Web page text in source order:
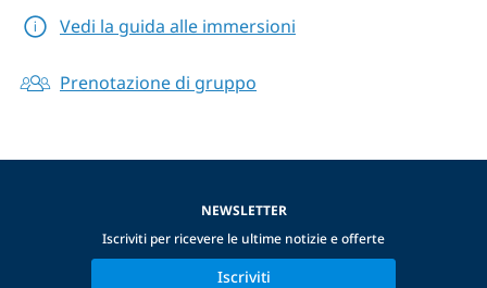
Vedi la guida alle immersioni
Prenotazione di gruppo
NEWSLETTER
Iscriviti per ricevere le ultime notizie e offerte
Iscriviti